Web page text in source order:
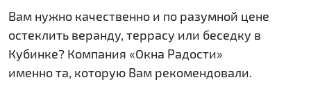
Вам нужно качественно и по разумной цене
остеклить веранду, террасу или беседку в
Кубинке? Компания «Окна Радости»
именно та, которую Вам рекомендовали.